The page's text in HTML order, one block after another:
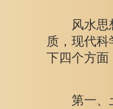
风水思想
质，现代
下四个方面
第一、土